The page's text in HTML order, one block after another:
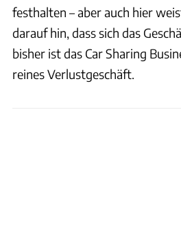
festhalten – aber auch hier
darauf hin, dass sich das
bisher ist das Car Sharing
reines Verlustgeschäft.